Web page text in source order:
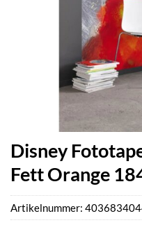
Disney
Fett Orange
Artikelnummer: